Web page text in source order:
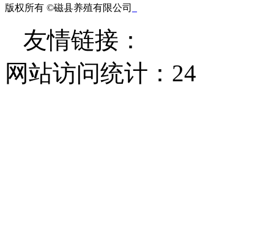
版权所有 ©磁县养殖有限公司
友情链接：
网站访问统计： 24